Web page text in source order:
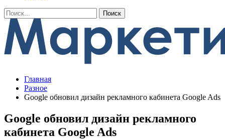
Главная
Разное
Google обновил дизайн рекламного кабинета Google Ads
Google обновил дизайн рекламного
кабинета Google Ads